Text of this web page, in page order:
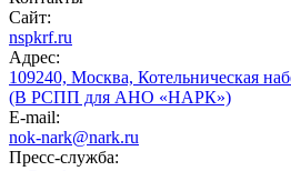
Сайт:
nspkrf.ru
Адрес:
109240, Москва, Котельническая
(В РСПП для АНО «НАРК»)
E-mail:
nok-nark@nark.ru
Пресс-служба: